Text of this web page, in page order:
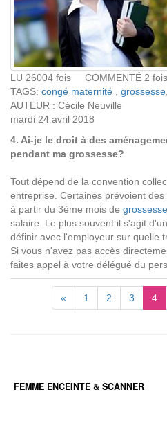
LU 26004 fois COMMENTÉ 2 fois
TAGS: congé maternité grossesse
AUTEUR : Cécile Neuville
mardi 24 avril 2018
4. Ai-je le droit à des
pendant ma grossesse?
Tout dépend de la convention
entreprise. Certaines prévoient
à partir du 3ème mois de grossesse
salaire. Le plus souvent il s'agit
définir avec l'employeur sur quelle
Si vous n'avez pas accès
faites appel à votre délégué du
« 1 2 3 4
FEMME ENCEINTE & SCANNER